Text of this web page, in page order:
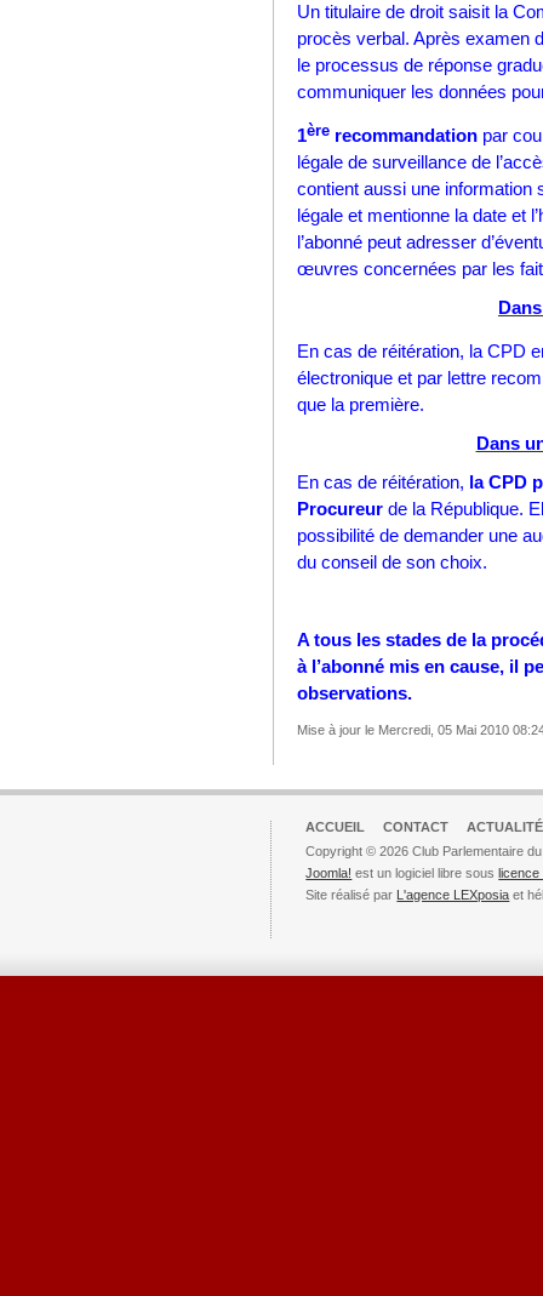
Un titulaire de droit saisit la
procès verbal. Après examen
le processus de réponse
communiquer les données
1ère recommandationpar
légale de surveillance de
contient aussi une information
légale et mentionne la date et
l’abonné peut adresser
œuvres concernées par les
En cas de réitération, la CPD
électronique et par lettre
que la première.
Dans
En cas de réitération, la CPD
Procureurde la République.
possibilité de demander une
du conseil de son choix.
A tous les stades de la
à l’abonné mis en cause, il
observations.
Mise à jour le Mercredi, 05 Mai 2010
ACCUEIL CONTACT
Copyright © 2026 Club Parlementaire
Joomla! est un logiciel libre souslicence
Site réalisé par L'agence LEXposia et